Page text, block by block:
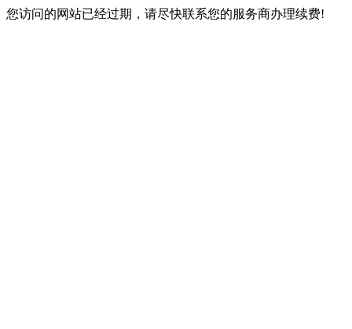
您访问的网站已经过期，请尽快联系您的服务商办理续费!